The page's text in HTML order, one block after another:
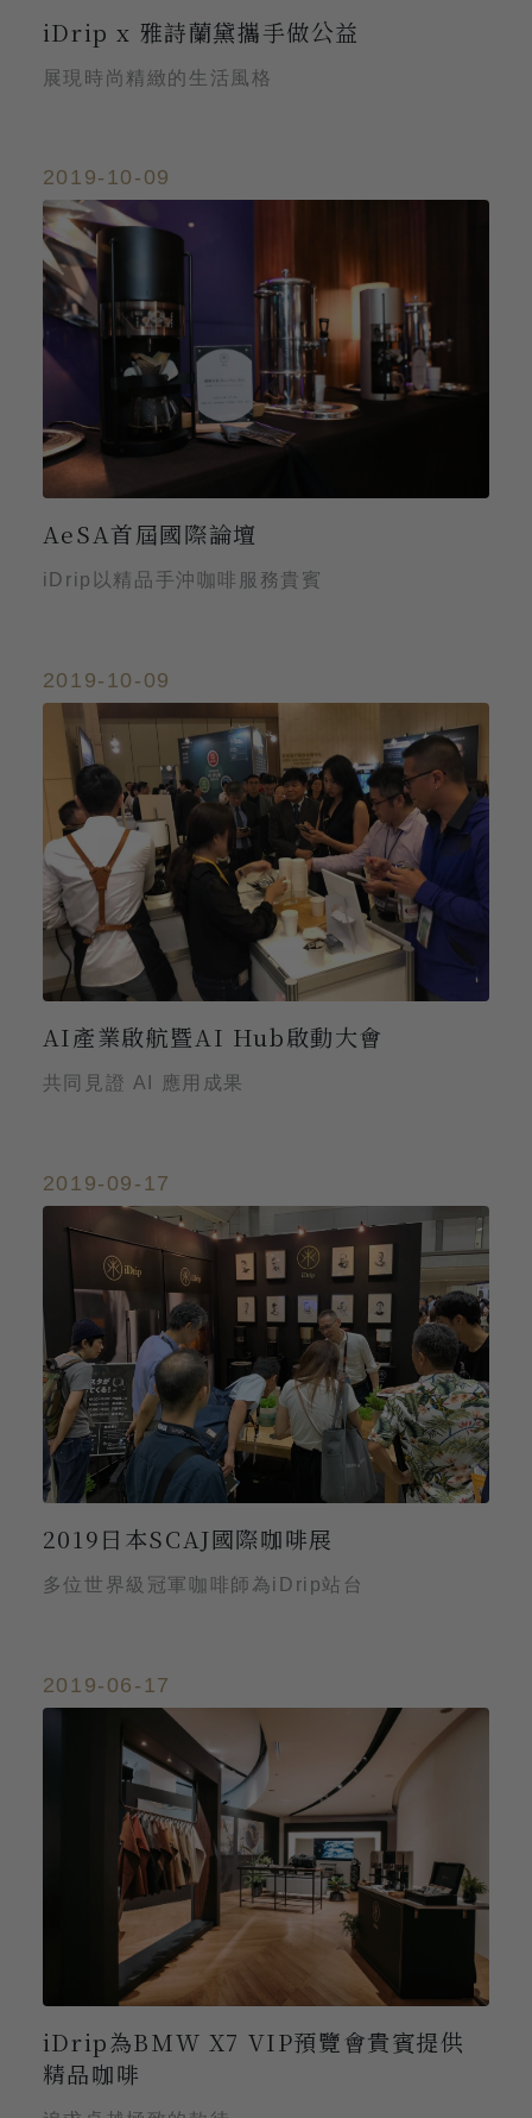
iDrip x 雅詩蘭黛攜手做公益
展現時尚精緻的生活風格
2019-10-09
AeSA首屆國際論壇
iDrip以精品手沖咖啡服務貴賓
2019-10-09
AI產業啟航暨AI Hub啟動大會
共同見證 AI 應用成果
2019-09-17
2019日本SCAJ國際咖啡展
多位世界級冠軍咖啡師為iDrip站台
2019-06-17
iDrip為BMW X7 VIP預覽會貴賓提供
精品咖啡